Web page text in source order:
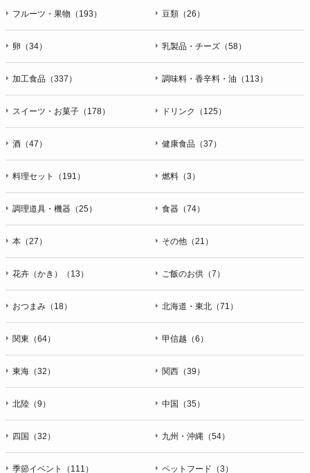
フルーツ・果物（193） 豆類（26）
卵（34） 乳製品・チーズ（58）
加工食品（337） 調味料・香辛料・油（113）
スイーツ・お菓子（178） ドリンク（125）
酒（47） 健康食品（37）
料理セット（191） 燃料（3）
調理道具・機器（25） 食器（74）
本（27） その他（21）
花卉（かき）（13） ご飯のお供（7）
おつまみ（18） 北海道・東北（71）
関東（64） 甲信越（6）
東海（32） 関西（39）
北陸（9） 中国（35）
四国（32） 九州・沖縄（54）
季節イベント（111） ペットフード（3）